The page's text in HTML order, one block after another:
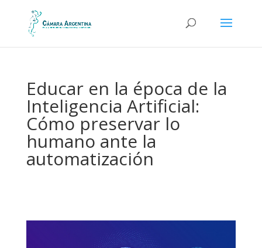
Educar en la época de la
Inteligencia Artificial:
Cómo preservar lo
humano ante la
automatización